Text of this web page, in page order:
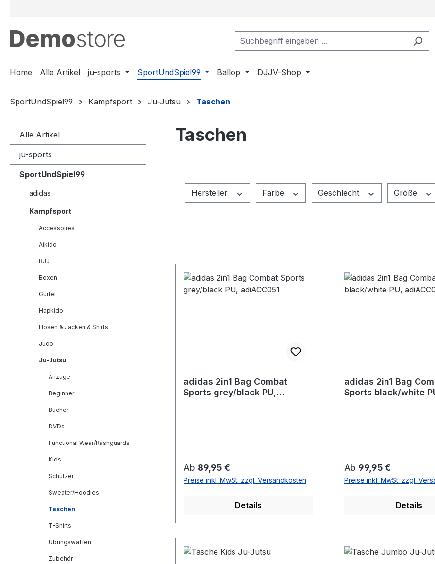
Home Alle Artikel ju-sports SportUndSpiel99 Ballop DJJV-Shop
SportUndSpiel99 Kampfsport Ju-Jutsu Taschen
Alle Artikel
ju-sports
SportUndSpiel99
adidas
Kampfsport
Accessoires
Aikido
BJJ
Boxen
Gürtel
Hapkido
Hosen & Jacken & Shirts
Judo
Ju-Jutsu
Anzüge
Beginner
Bücher
DVDs
Functional Wear/Rashguards
Kids
Schützer
Sweater/Hoodies
Taschen
T-Shirts
Übungswaffen
Zubehör
Taschen
Hersteller Farbe Geschlecht Größe
adidas 2in1 Bag Combat
Sports grey/black PU,
Regulärer Preis:
Ab 89,95 €
Preise inkl. MwSt. zzgl. Versandkosten
Details
adidas 2in1 Bag
Sports black/white
Regulärer Preis:
Ab 99,95 €
Preise inkl. MwSt. zzgl.
Details